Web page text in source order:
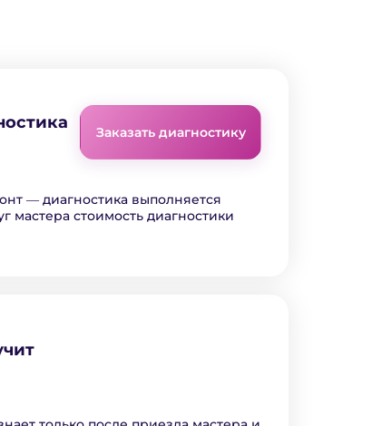
Заказать диагностику
― диагностика выполняется
мастера стоимость диагностики